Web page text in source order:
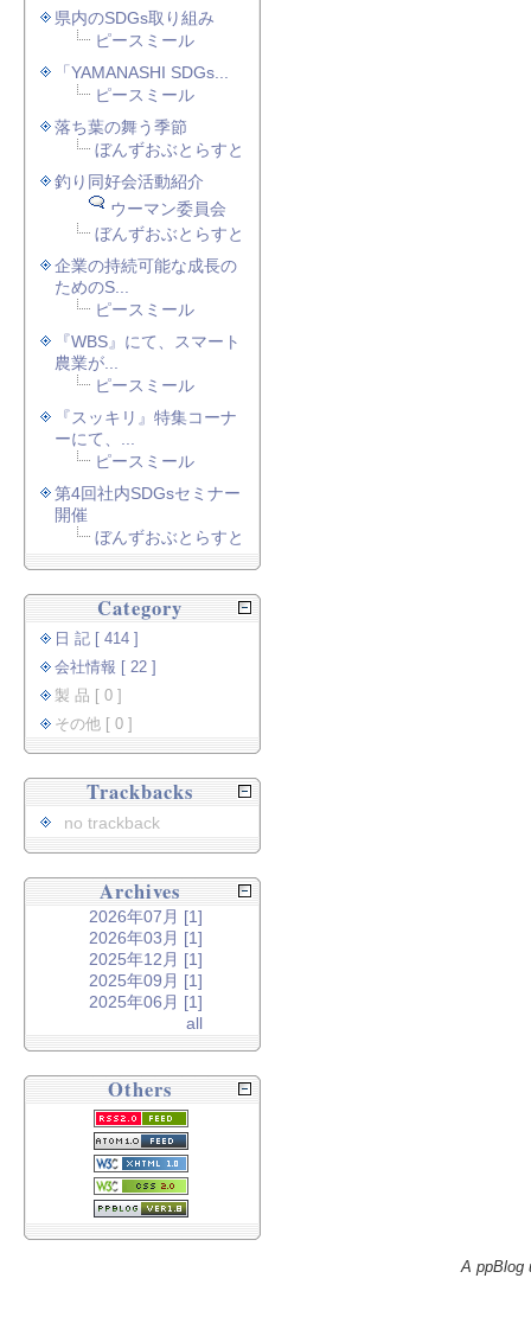
県内のSDGs取り組み
ピースミール
「YAMANASHI SDGs...
ピースミール
落ち葉の舞う季節
ぼんずおぶとらすと
釣り同好会活動紹介
ウーマン委員会
ぼんずおぶとらすと
企業の持続可能な成長の
ためのS...
ピースミール
『WBS』にて、スマート
農業が...
ピースミール
『スッキリ』特集コーナ
ーにて、...
ピースミール
第4回社内SDGsセミナー
開催
ぼんずおぶとらすと
Category
日 記 [ 414 ]
会社情報 [ 22 ]
製 品 [ 0 ]
その他 [ 0 ]
Trackbacks
no trackback
Archives
2026年07月 [1]
2026年03月 [1]
2025年12月 [1]
2025年09月 [1]
2025年06月 [1]
all
Others
A ppBlog